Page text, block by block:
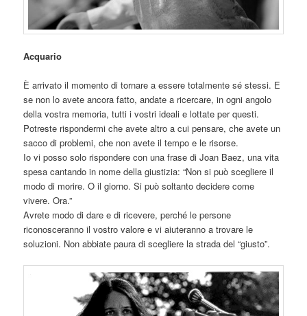
Acquario
È arrivato il momento di tornare a essere totalmente sé stessi. E
se non lo avete ancora fatto, andate a ricercare, in ogni angolo
della vostra memoria, tutti i vostri ideali e lottate per questi.
Potreste rispondermi che avete altro a cui pensare, che avete un
sacco di problemi, che non avete il tempo e le risorse.
Io vi posso solo rispondere con una frase di Joan Baez, una vita
spesa cantando in nome della giustizia: “Non si può scegliere il
modo di morire. O il giorno. Si può soltanto decidere come
vivere. Ora.”
Avrete modo di dare e di ricevere, perché le persone
riconosceranno il vostro valore e vi aiuteranno a trovare le
soluzioni. Non abbiate paura di scegliere la strada del “giusto”.